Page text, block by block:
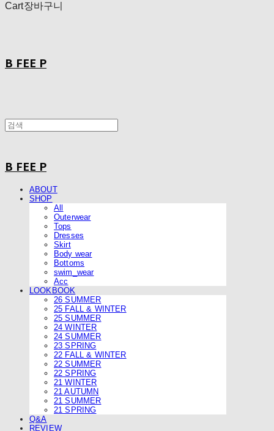
Cart장바구니
B FEE P
B FEE P
ABOUT
SHOP
All
Outerwear
Tops
Dresses
Skirt
Body wear
Bottoms
swim_wear
Acc
LOOKBOOK
26 SUMMER
25 FALL & WINTER
25 SUMMER
24 WINTER
24 SUMMER
23 SPRING
22 FALL & WINTER
22 SUMMER
22 SPRING
21 WINTER
21 AUTUMN
21 SUMMER
21 SPRING
Q&A
REVIEW